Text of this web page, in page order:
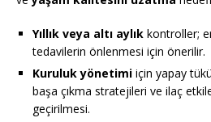
Yıllık veya altı aylık kontroller;
tedavilerin önlenmesi için önerilir.
Kuruluk yönetimi için yapay
başa çıkma stratejileri ve ilaç
geçirilmesi.